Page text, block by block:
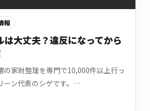
報
は大丈夫？違反になってから
の家財整理を専門で10,000件以上行っ
ーン代表のシゲです。…